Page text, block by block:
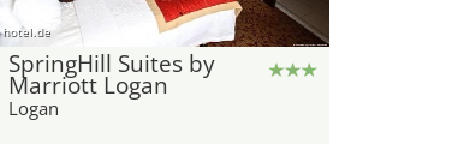
hotel.de
SpringHill Suites by
Marriott Logan
Logan